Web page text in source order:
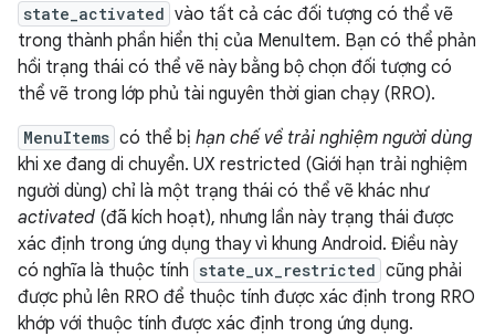
state_activated vào tất cả các đối tượng có thể vẽ
trong thành phần hiển thị của MenuItem. Bạn có thể phản
hồi trạng thái có thể vẽ này bằng bộ chọn đối tượng có
thể vẽ trong lớp phủ tài nguyên thời gian chạy (RRO).
MenuItems có thể bị hạn chế về trải nghiệm người dùng
khi xe đang di chuyển. UX restricted (Giới hạn trải nghiệm
người dùng) chỉ là một trạng thái có thể vẽ khác như
activated (đã kích hoạt), nhưng lần này trạng thái được
xác định trong ứng dụng thay vì khung Android. Điều này
có nghĩa là thuộc tính state_ux_restricted cũng phải
được phủ lên RRO để thuộc tính được xác định trong RRO
khớp với thuộc tính được xác định trong ứng dụng.